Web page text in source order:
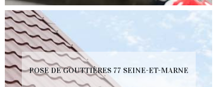
POSE DE GOUTTIÈRES 77 SEINE-ET-MARNE